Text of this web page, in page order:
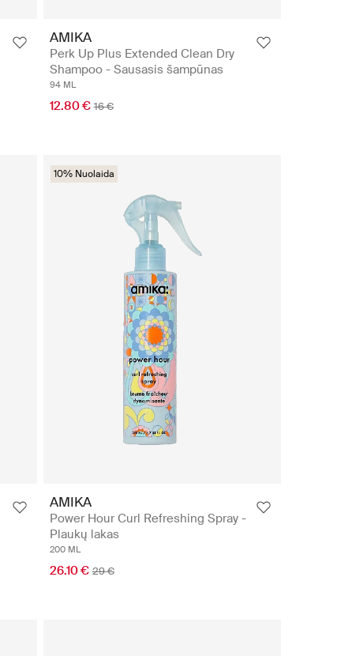
AMIKA
Perk Up Plus Extended Clean Dry
Shampoo - Sausasis šampūnas
94 ML
12.80 € 16 €
10% Nuolaida
AMIKA
Power Hour Curl Refreshing Spray -
Plaukų lakas
200 ML
26.10 € 29 €